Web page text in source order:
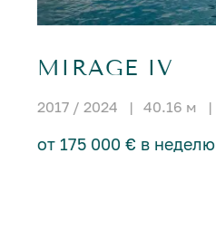
MIRAGE IV
2017 / 2024 | 40.16 м |
от 175 000 € в неделю